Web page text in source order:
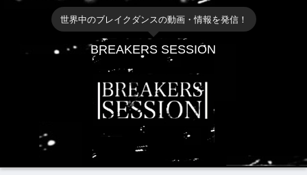
世界中のブレイクダンスの動画・情報を発信！
BREAKERS SESSION